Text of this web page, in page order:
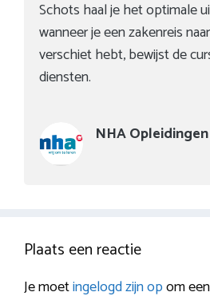
Schots haal je het optimale
wanneer je een zakenreis
verschiet hebt, bewijst de
diensten.
NHA Opleidingen
Plaats een reactie
Je moetingelogd zijn opom